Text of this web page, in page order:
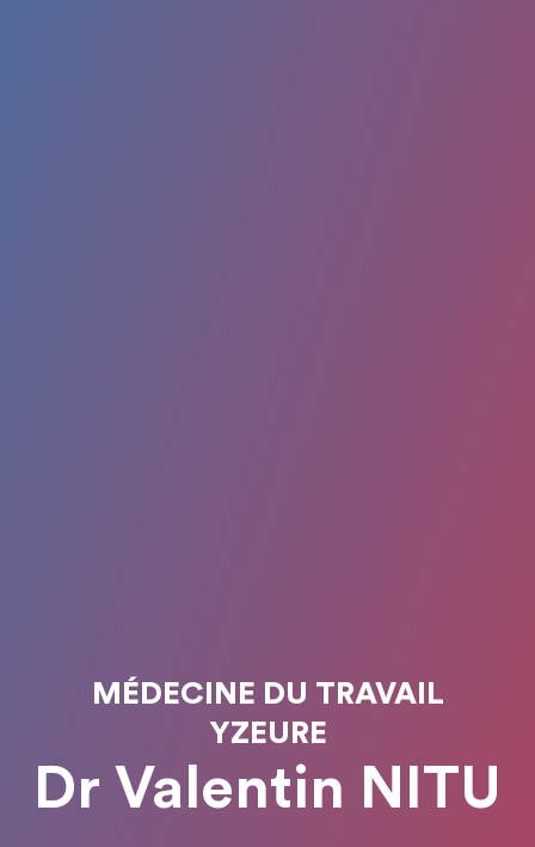
MÉDECINE DU TRAVAIL
YZEURE
Dr Valentin NITU